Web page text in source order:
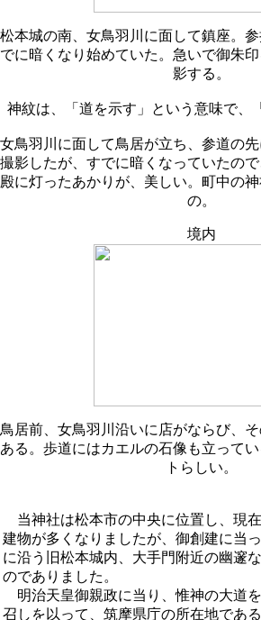
松本城の南、女鳥羽川に面して鎮座。
でに暗くなり始めていた。急いで御朱
影する。
神紋は、「道を示す」という意味で、
女鳥羽川に面して鳥居が立ち、参道の
撮影したが、すでに暗くなっていたの
殿に灯ったあかりが、美しい。町中の
の。
境内
鳥居前、女鳥羽川沿いに店がならび、
ある。歩道にはカエルの石像も立って
トらしい。
当神社は松本市の中央に位置し、現
建物が多くなりましたが、御創建に当
に沿う旧松本城内、大手門附近の幽邃
のでありました。
明治天皇御親政に当り、惟神の大道
召しを以って、筑摩県庁の所在地であ